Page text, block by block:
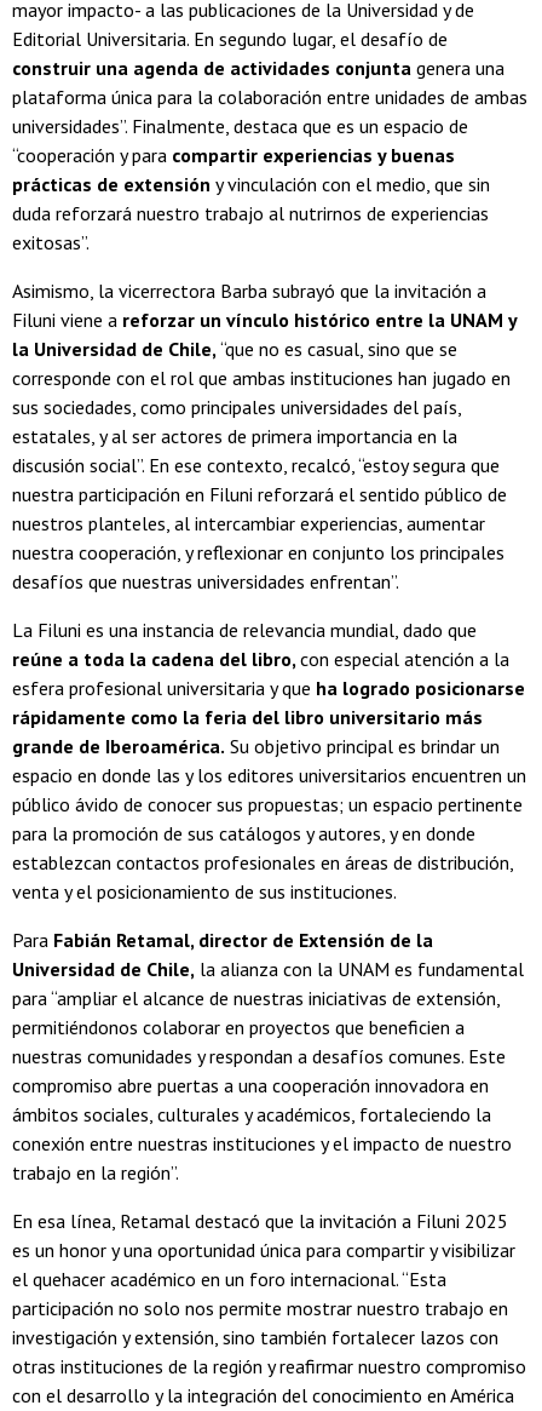
mayor impacto- a las publicaciones de la Universidad y de
Editorial Universitaria. En segundo lugar, el desafío de
construir una agenda de actividades conjunta genera una
plataforma única para la colaboración entre unidades de ambas
universidades”. Finalmente, destaca que es un espacio de
“cooperación y para compartir experiencias y buenas
prácticas de extensión y vinculación con el medio, que sin
duda reforzará nuestro trabajo al nutrirnos de experiencias
exitosas”.
Asimismo, la vicerrectora Barba subrayó que la invitación a
Filuni viene a reforzar un vínculo histórico entre la UNAM y
la Universidad de Chile,“que no es casual, sino que se
corresponde con el rol que ambas instituciones han jugado en
sus sociedades, como principales universidades del país,
estatales, y al ser actores de primera importancia en la
discusión social”. En ese contexto, recalcó, “estoy segura que
nuestra participación en Filuni reforzará el sentido público de
nuestros planteles, al intercambiar experiencias, aumentar
nuestra cooperación, y reflexionar en conjunto los principales
desafíos que nuestras universidades enfrentan”.
La Filuni es una instancia de relevancia mundial, dado que
reúne a toda la cadena del libro,con especial atención a la
esfera profesional universitaria y que ha logrado posicionarse
rápidamente como la feria del libro universitario más
grande de Iberoamérica. Su objetivo principal es brindar un
espacio en donde las y los editores universitarios encuentren un
público ávido de conocer sus propuestas; un espacio pertinente
para la promoción de sus catálogos y autores, y en donde
establezcan contactos profesionales en áreas de distribución,
venta y el posicionamiento de sus instituciones.
Para Fabián Retamal, director de Extensión de la
Universidad de Chile, la alianza con la UNAM es fundamental
para “ampliar el alcance de nuestras iniciativas de extensión,
permitiéndonos colaborar en proyectos que beneficien a
nuestras comunidades y respondan a desafíos comunes. Este
compromiso abre puertas a una cooperación innovadora en
ámbitos sociales, culturales y académicos, fortaleciendo la
conexión entre nuestras instituciones y el impacto de nuestro
trabajo en la región”.
En esa línea, Retamal destacó que la invitación a Filuni 2025
es un honor y una oportunidad única para compartir y visibilizar
el quehacer académico en un foro internacional. “Esta
participación no solo nos permite mostrar nuestro trabajo en
investigación y extensión, sino también fortalecer lazos con
otras instituciones de la región y reafirmar nuestro compromiso
con el desarrollo y la integración del conocimiento en América